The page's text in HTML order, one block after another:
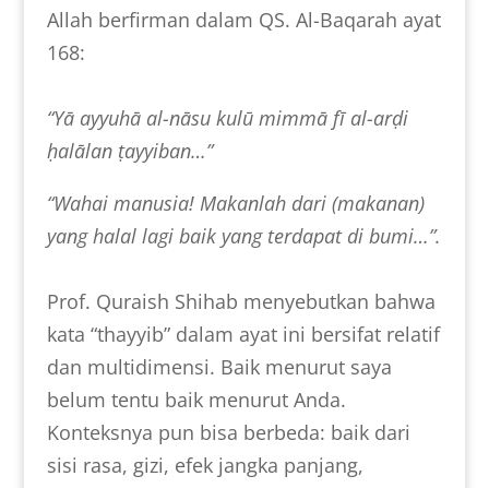
Allah berfirman dalam QS. Al-Baqarah ayat
168:
“Yā ayyuhā al-nāsu kulū mimmā fī al-arḍi
ḥalālan ṭayyiban…”
“Wahai manusia! Makanlah dari (makanan)
yang halal lagi baik yang terdapat di bumi…”.
Prof. Quraish Shihab menyebutkan bahwa
kata “thayyib” dalam ayat ini bersifat relatif
dan multidimensi. Baik menurut saya
belum tentu baik menurut Anda.
Konteksnya pun bisa berbeda: baik dari
sisi rasa, gizi, efek jangka panjang,